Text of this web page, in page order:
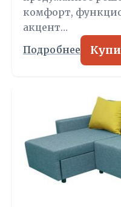
комфорт,
акцент…
Подробнее